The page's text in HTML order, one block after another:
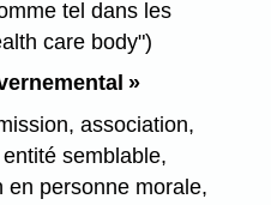
tel dans les
care body")
»
association,
semblable,
en personne morale,